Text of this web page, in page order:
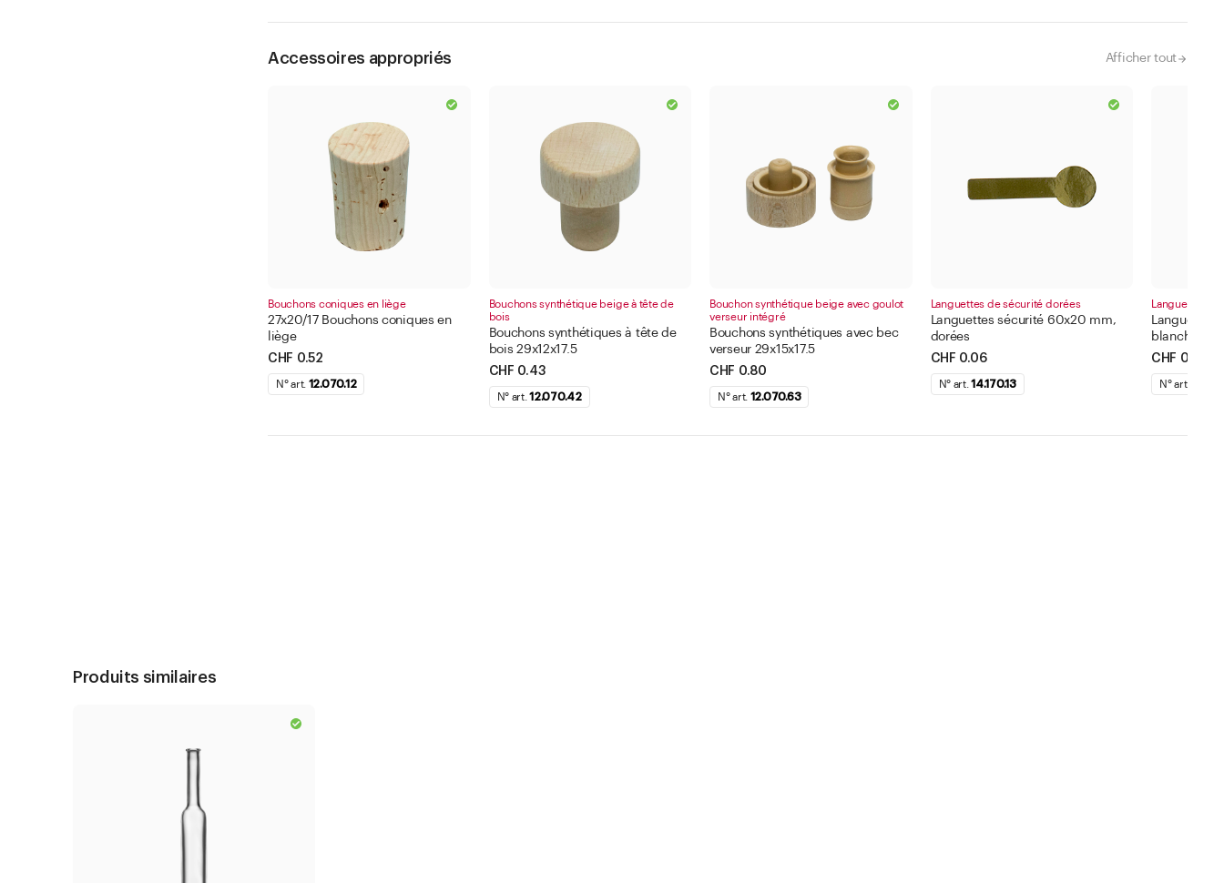
Accessoires appropriés Afficher tout
Bouchons coniques en liège
27x20/17 Bouchons coniques en
liège
CHF 0.52
N° art. 12.070.12
Bouchons synthétique beige à tête de
bois
Bouchons synthétiques à tête de
bois 29x12x17.5
CHF 0.43
N° art.12.070.42
Bouchon synthétique beige avec goulot
verseur intégré
Bouchons synthétiques avec bec
verseur 29x15x17.5
CHF 0.80
N° art. 12.070.63
Languettes de sécurité dorées
Languettes sécurité 60x20 mm,
dorées
CHF 0.06
N° art.14.170.13
Languettes
blanches
CHF 0.06
N° art.
Produits similaires